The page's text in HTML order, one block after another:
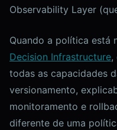
Observability Layer
Quando a política está
Decision Infrastructure,
todas as capacidades
versionamento,
monitoramento e
diferente de uma